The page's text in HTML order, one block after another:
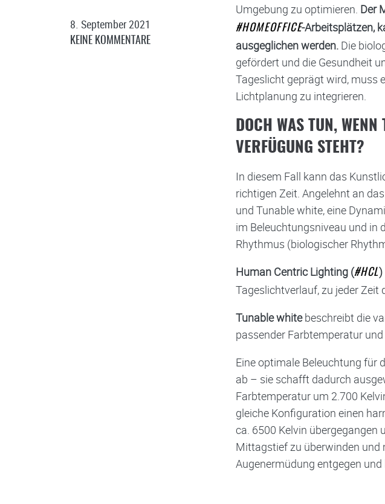
8. September 2021
KEINE KOMMENTARE
Umgebung zu optimieren. Der
#HOMEOFFICE-Arbeitsplätzen,
ausgeglichen werden. Die
gefördert und die Gesundheit
Tageslicht geprägt wird, muss
Lichtplanung zu integrieren.
DOCH WAS TUN, WENN
ERFÜGUNG STEHT?
In diesem Fall kann das
richtigen Zeit. Angelehnt an
und Tunable white, eine
im Beleuchtungsniveau und in
Rhythmus (biologischer
Human Centric Lighting (#HCL)
Tageslichtverlauf, zu jeder
Tunable whitebeschreibt die
passender Farbtemperatur
Eine optimale Beleuchtung für
ab – sie schafft dadurch
Farbtemperatur um 2.700
gleiche Konfiguration einen
ca. 6500 Kelvin übergegangen
Mittagstief zu überwinden und
Augenermüdung entgegen